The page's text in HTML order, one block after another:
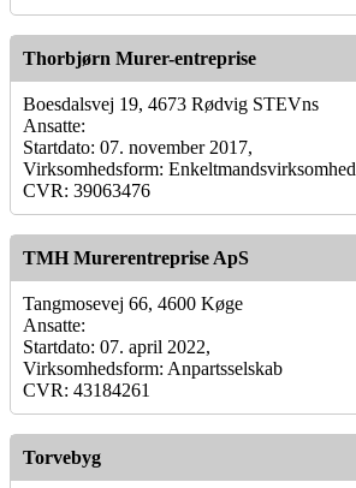
Thorbjørn Murer-entreprise
Boesdalsvej 19, 4673 Rødvig STEVns
Ansatte:
Startdato: 07. november 2017,
Virksomhedsform: Enkeltmandsvirksomhed
CVR: 39063476
TMH Murerentreprise ApS
Tangmosevej 66, 4600 Køge
Ansatte:
Startdato: 07. april 2022,
Virksomhedsform: Anpartsselskab
CVR: 43184261
Torvebyg